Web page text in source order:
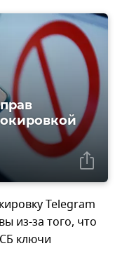
Telegram
из-за того, что
ключи